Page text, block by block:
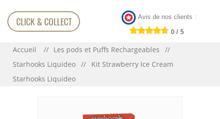
CLICK & COLLECT Avis de nos clients :
0 / 5
Accueil
Les pods et Puffs Rechargeables
Starhooks Liquideo
Kit Strawberry Ice Cream
Starhooks Liquideo